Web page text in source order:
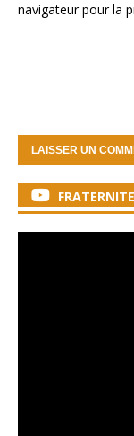
navigateur pour la